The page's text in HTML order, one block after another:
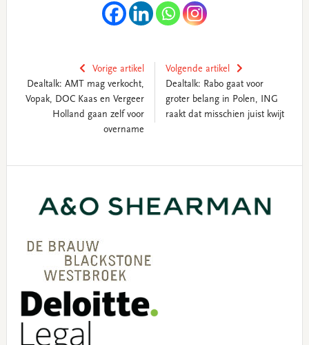
Vorige artikel
Dealtalk: AMT mag verkocht,
Vopak, DOC Kaas en Vergeer
Holland gaan zelf voor
overname
Volgende artikel
Dealtalk: Rabo gaat voor
groter belang in Polen, ING
raakt dat misschien juist kwijt